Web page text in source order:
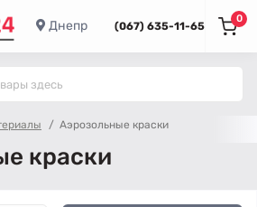
Днепр (067) 635-11-65
0
Аэрозольные краски
краски